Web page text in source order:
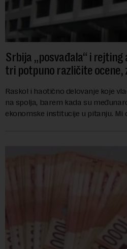
Srbija „posvađala“ i
tri potpuno različite ocene,
Raskol i haotično delovanje koje
na spolja, barem kada su
ekonomske institucije u pitanju. Mi